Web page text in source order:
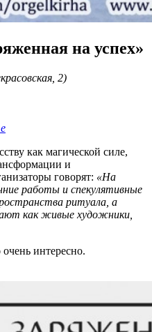
на успех»
2)
как магической силе,
и
говорят: «На
работы и спекулятивные
ритуала, а
как живые художники,
интересно.